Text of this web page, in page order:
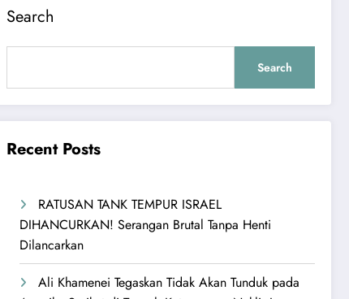
Search
Search
Recent Posts
RATUSAN TANK TEMPUR ISRAEL
DIHANCURKAN! Serangan Brutal Tanpa Henti
Dilancarkan
Ali Khamenei Tegaskan Tidak Akan Tunduk pada